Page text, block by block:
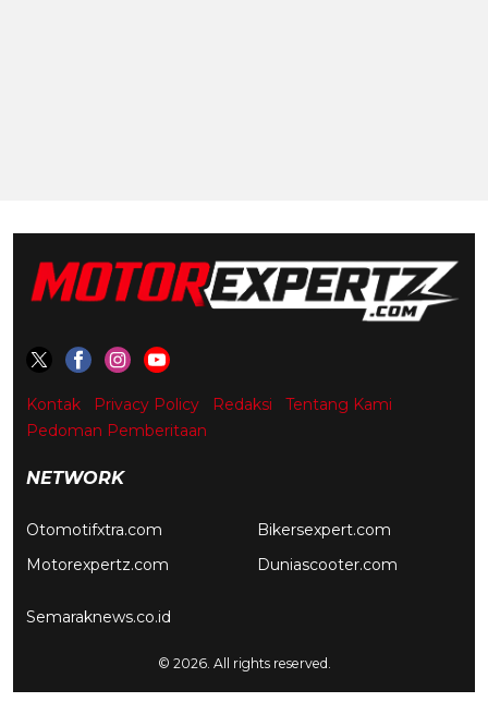
Kontak Privacy Policy Redaksi
Tentang Kami
Pedoman Pemberitaan
NETWORK
Otomotifxtra.com
Motorexpertz.com
Bikersexpert.com
Duniascooter.com
Semaraknews.co.id
© 2026. All rights reserved.